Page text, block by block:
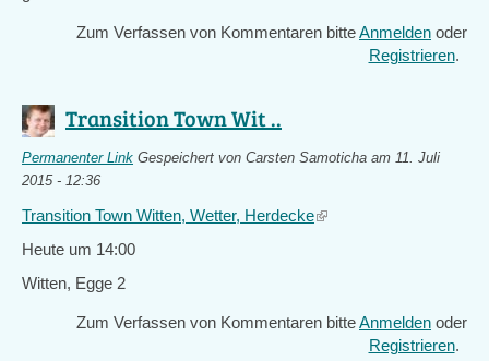
Zum Verfassen von Kommentaren bitteAnmelden oder
Registrieren.
Transition Town Wit ..
Permanenter Link Gespeichert von Carsten Samoticha am 11. Juli
2015 - 12:36
Transition Town Witten, Wetter, Herdecke(link
Heute um 14:00
Witten, Egge 2
Zum Verfassen von Kommentaren bitteAnmelden oder
Registrieren.